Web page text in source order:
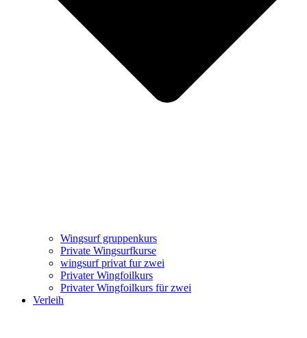
Wingsurf gruppenkurs
Private Wingsurfkurse
wingsurf privat fur zwei
Privater Wingfoilkurs
Privater Wingfoilkurs für zwei
Verleih